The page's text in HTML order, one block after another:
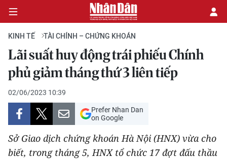
CHÍNH TRỊ
KINH TẾ
VĂN HÓA
XÃ HỘI
KINH TẾ TÀI CHÍNH – CHỨNG KHOÁN
Lãi suất huy động trái phiếu Chính
phủ giảm tháng thứ 3 liên tiếp
02/06/2023 10:39
Prefer Nhan Dan
on Google
Sở Giao dịch chứng khoán Hà Nội (HNX) vừa cho
biết, trong tháng 5, HNX tổ chức 17 đợt đấu thầu